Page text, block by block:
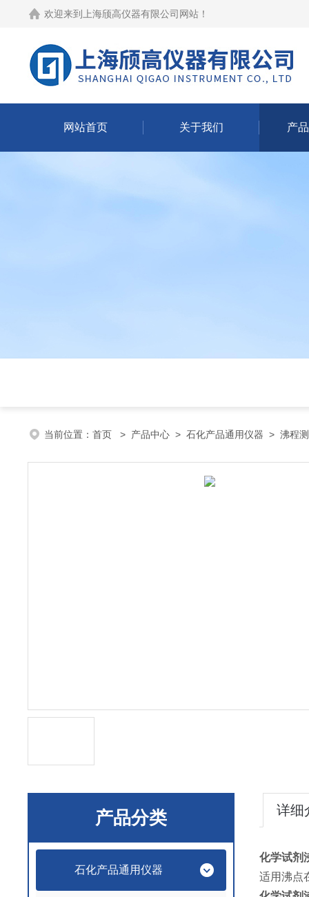
欢迎来到 上海颀高仪器有限公司网站 ！
网站首页 关于我们 产
当前位置： 首页 > 产品中心 > 石化产品通用仪器 > 沸程
产品分类
石化产品通用仪器
详细
化学试剂
适用沸点